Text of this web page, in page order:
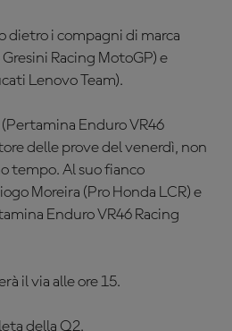
dietro i compagni di marca
Racing MotoGP) e
Lenovo Team).
Enduro VR46
delle prove del venerdì, non
tempo. Al suo fianco
Moreira (Pro Honda LCR) e
Enduro VR46 Racing
il via alle ore 15.
della Q2.